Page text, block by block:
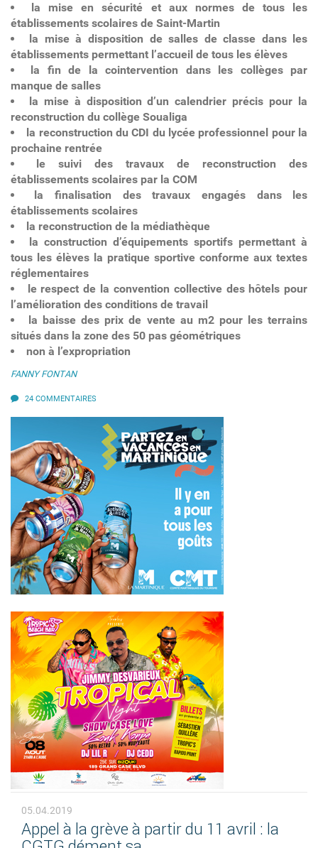
la mise en sécurité et aux normes de tous les
établissements scolaires de Saint-Martin
la mise à disposition de salles de classe dans les
établissements permettant l’accueil de tous les élèves
la fin de la cointervention dans les collèges par
manque de salles
la mise à disposition d’un calendrier précis pour la
reconstruction du collège Soualiga
la reconstruction du CDI du lycée professionnel pour la
prochaine rentrée
le suivi des travaux de reconstruction des
établissements scolaires par la COM
la finalisation des travaux engagés dans les
établissements scolaires
la reconstruction de la médiathèque
la construction d’équipements sportifs permettant à
tous les élèves la pratique sportive conforme aux textes
réglementaires
le respect de la convention collective des hôtels pour
l’amélioration des conditions de travail
la baisse des prix de vente au m2 pour les terrains
situés dans la zone des 50 pas géométriques
non à l’expropriation
FANNY FONTAN
24 COMMENTAIRES
05.04.2019
Appel à la grève à partir du 11 avril : la